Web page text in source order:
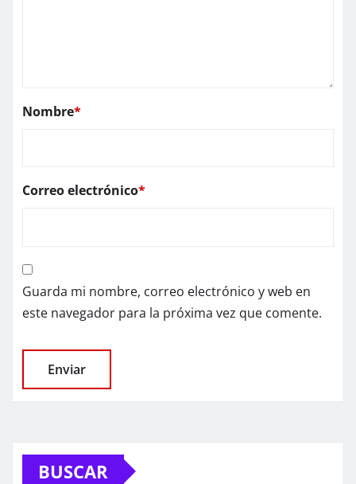
Nombre*
Correo electrónico*
Guarda mi nombre, correo electrónico y web en
este navegador para la próxima vez que comente.
BUSCAR